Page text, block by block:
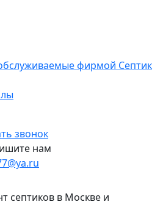
фирмой Септик
звонок
нам
септиков в Москве и